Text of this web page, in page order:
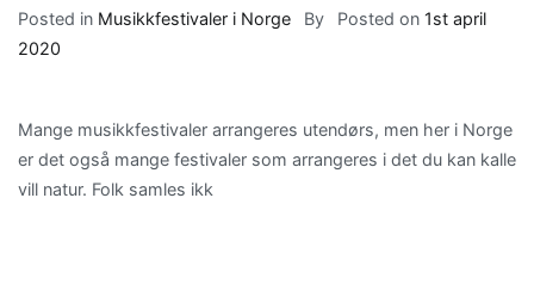
Posted in Musikkfestivaler i Norge By Posted on 1st april
2020
Mange musikkfestivaler arrangeres utendørs, men her i Norge
er det også mange festivaler som arrangeres i det du kan kalle
vill natur. Folk samles ikk